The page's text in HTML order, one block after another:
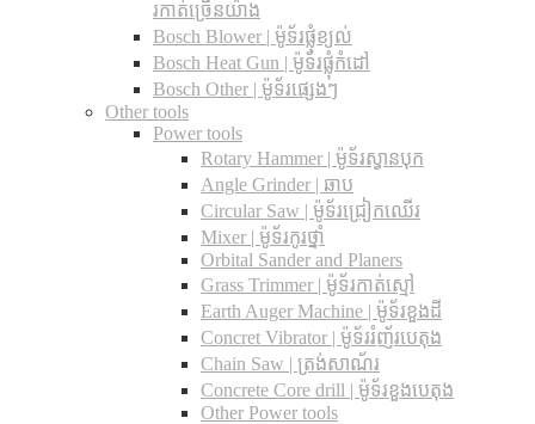
រកាត់ច្រើនយ៉ាង
Bosch Blower | ម៉ូទ័រផ្លុំខ្យល់
Bosch Heat Gun | ម៉ូទ័រផ្លុំកំដៅ
Bosch Other | ម៉ូទ័រផ្សេងៗ
Other tools
Power tools
Rotary Hammer | ម៉ូទ័រស្វានបុក
Angle Grinder | ឆាប
Circular Saw​ | ម៉ូទ័រជ្រៀកឈើរ
Mixer | ម៉ូទ័រកូរថ្នាំ
Orbital Sander and Planers
Grass Trimmer | ម៉ូទ័រកាត់ស្មៅ
Earth Auger Machine | ម៉ូទ័រខួងដី
Concret Vibrator | ម៉ូទ័ររំញ័របេតុង
Chain Saw | ត្រង់សាណ័រ
Concrete Core drill | ម៉ូទ័រខួងបេតុង
Other Power tools